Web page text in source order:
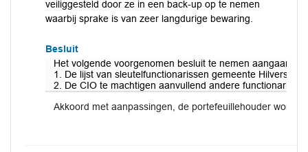
veiliggesteld door ze in een back-up op te nemen
waarbij sprake is van zeer langdurige bewaring.
Besluit
Het volgende voorgenomen besluit te nemen
1. De lijst van sleutelfunctionarissen gemeente
2. De CIO te machtigen aanvullend andere
Akkoord met aanpassingen, de portefeuillehouder wordt